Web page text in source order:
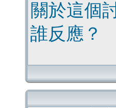
關於這個
誰反應？